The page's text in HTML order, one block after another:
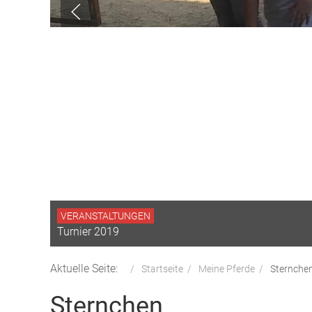
VERANSTALTUNGEN
Turnier 2019
Aktuelle Seite: Startseite Meine Pferde
Sternchen